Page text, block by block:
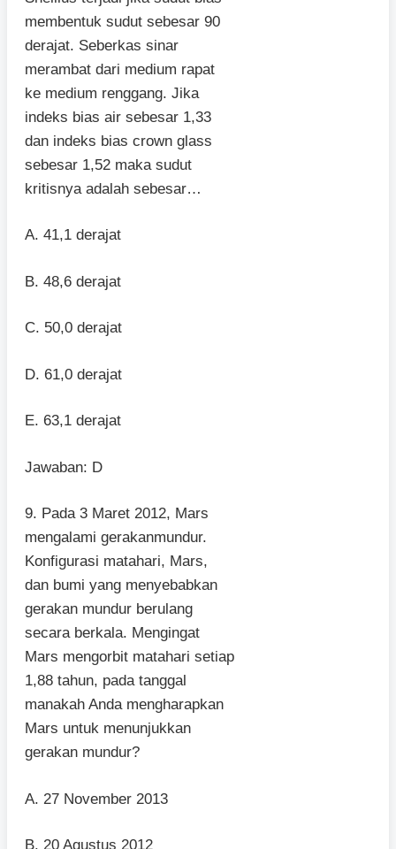
membentuk sudut sebesar 90
derajat. Seberkas sinar
merambat dari medium rapat
ke medium renggang. Jika
indeks bias air sebesar 1,33
dan indeks bias crown glass
sebesar 1,52 maka sudut
kritisnya adalah sebesar…
A. 41,1 derajat
B. 48,6 derajat
C. 50,0 derajat
D. 61,0 derajat
E. 63,1 derajat
Jawaban: D
9. Pada 3 Maret 2012, Mars
mengalami gerakanmundur.
Konfigurasi matahari, Mars,
dan bumi yang menyebabkan
gerakan mundur berulang
secara berkala. Mengingat
Mars mengorbit matahari setiap
1,88 tahun, pada tanggal
manakah Anda mengharapkan
Mars untuk menunjukkan
gerakan mundur?
A. 27 November 2013
B. 20 Agustus 2012